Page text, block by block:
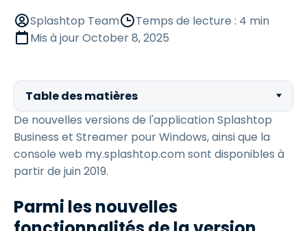
Splashtop Team
Temps de lecture : 4 min
Mis à jourOctober 8, 2025
Table des matières
De nouvelles versions de l'application Splashtop
Business et Streamer pour Windows, ainsi que la
console web my.splashtop.com sont disponibles à
partir de juin 2019.
Parmi les nouvelles